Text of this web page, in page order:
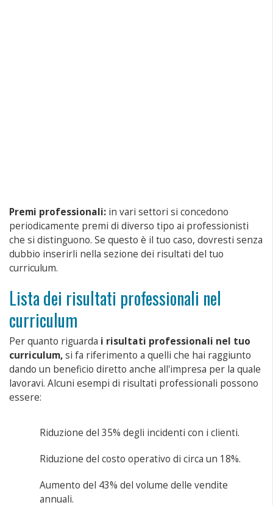
Premi professionali: in vari settori si concedono
periodicamente premi di diverso tipo ai professionisti
che si distinguono. Se questo è il tuo caso, dovresti senza
dubbio inserirli nella sezione dei risultati del tuo
curriculum.
Lista dei risultati professionali nel
curriculum
Per quanto riguarda i risultati professionali nel tuo
curriculum,si fa riferimento a quelli che hai raggiunto
dando un beneficio diretto anche all'impresa per la quale
lavoravi. Alcuni esempi di risultati professionali possono
essere:
Riduzione del 35% degli incidenti con i clienti.
Riduzione del costo operativo di circa un 18%.
Aumento del 43% del volume delle vendite
annuali.